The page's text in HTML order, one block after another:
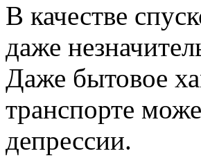
В качестве
даже
Даже бытовое
транспорте
депрессии.